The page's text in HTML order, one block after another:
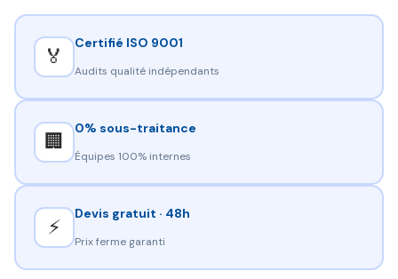
🏅
Certifié ISO 9001
Audits qualité indépendants
🏢
0% sous-traitance
Équipes 100% internes
⚡
Devis gratuit · 48h
Prix ferme garanti